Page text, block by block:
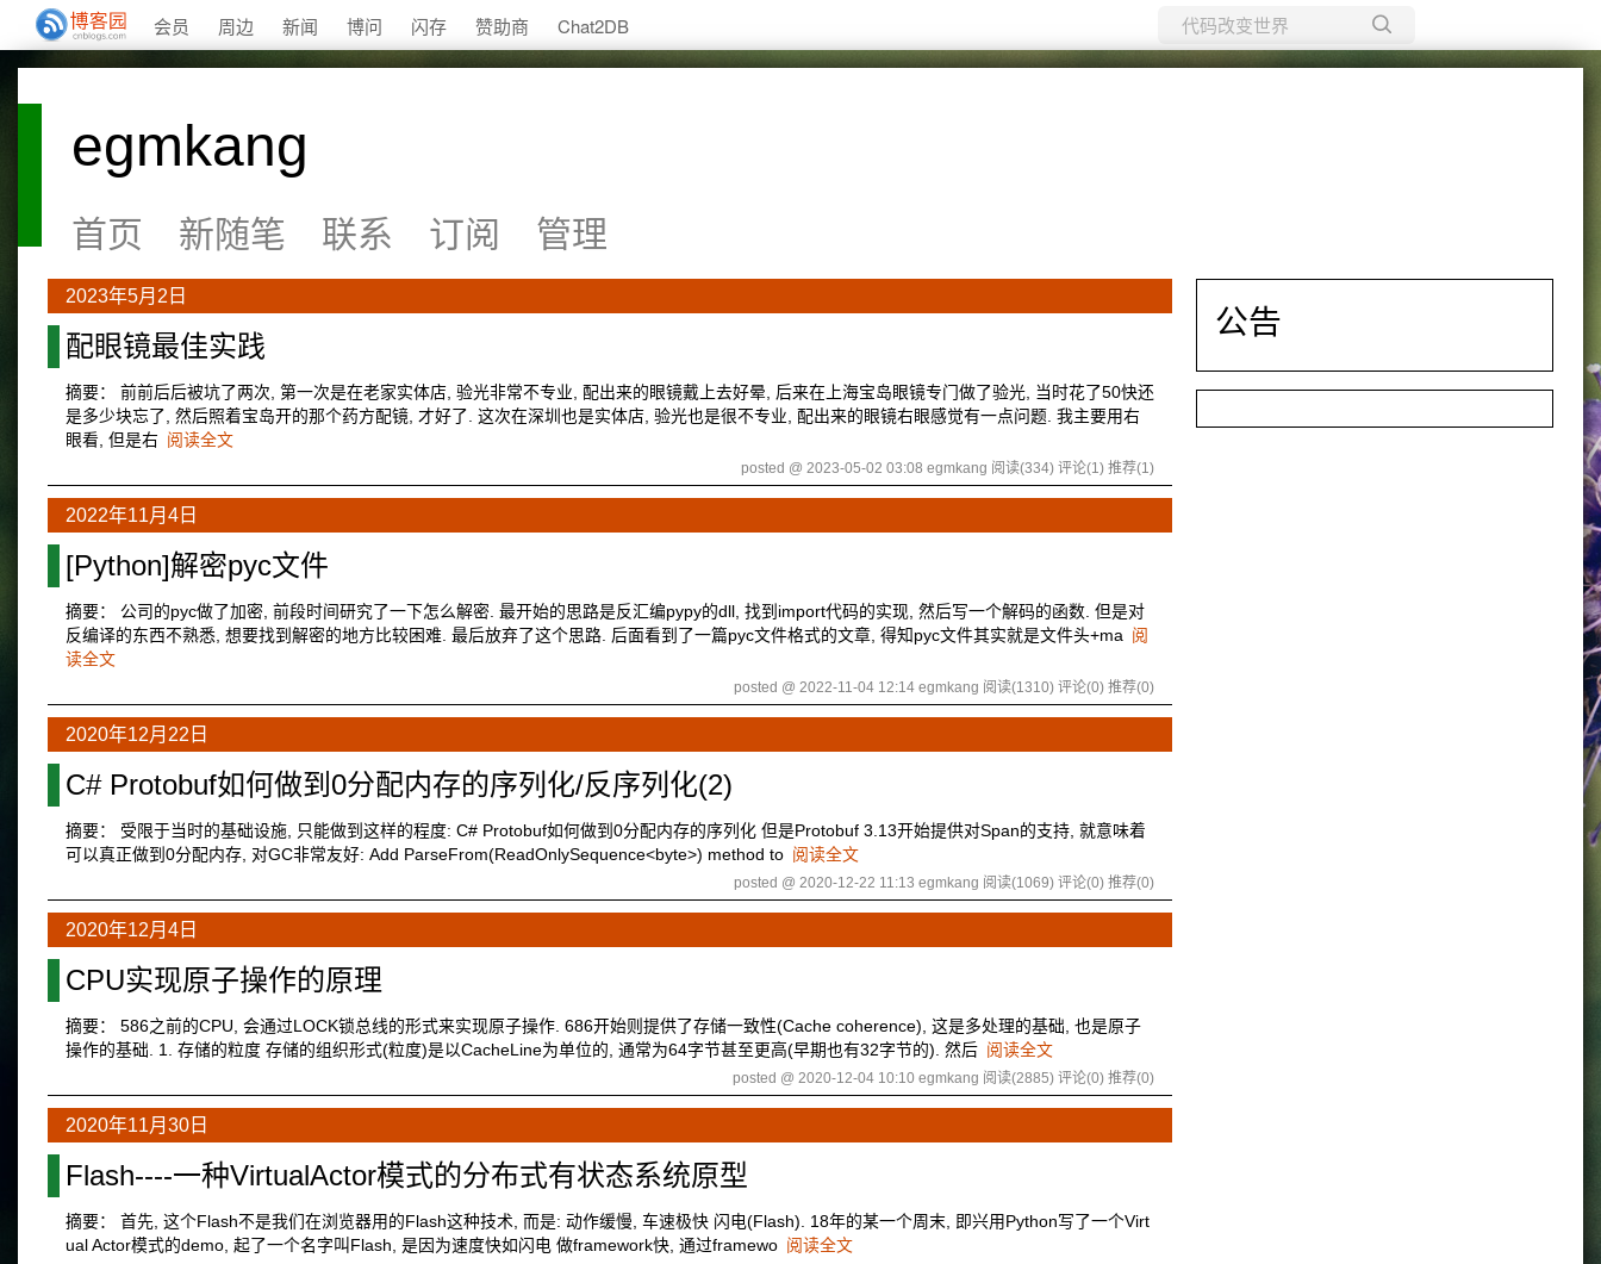
会员 周边 新闻 博问 闪存 赞助商 Chat2DB
所有博客
egmkang
首页 新随笔 联系 订阅 管理
2023年5月2日
配眼镜最佳实践
摘要： 前前后后被坑了两次, 第一次是在老家实体店, 验光非常不专业, 配出来的眼镜戴上去好晕, 后来在上海宝岛眼镜专门做了验光, 当时花了50快还
是多少块忘了, 然后照着宝岛开的那个药方配镜, 才好了. 这次在深圳也是实体店, 验光也是很不专业, 配出来的眼镜右眼感觉有一点问题. 我主要用右
眼看, 但是右 阅读全文
posted @ 2023-05-02 03:08 egmkang 阅读(334) 评论(1) 推荐(1)
2022年11月4日
[Python]解密pyc文件
摘要： 公司的pyc做了加密, 前段时间研究了一下怎么解密. 最开始的思路是反汇编pypy的dll, 找到import代码的实现, 然后写一个解码的函数. 但是对
反编译的东西不熟悉, 想要找到解密的地方比较困难. 最后放弃了这个思路. 后面看到了一篇pyc文件格式的文章, 得知pyc文件其实就是文件头+ma 阅
读全文
posted @ 2022-11-04 12:14 egmkang 阅读(1310) 评论(0) 推荐(0)
2020年12月22日
C# Protobuf如何做到0分配内存的序列化/反序列化(2)
摘要： 受限于当时的基础设施, 只能做到这样的程度: C# Protobuf如何做到0分配内存的序列化 但是Protobuf 3.13开始提供对Span的支持, 就意味着
可以真正做到0分配内存, 对GC非常友好: Add ParseFrom(ReadOnlySequence<byte>) method to 阅读全文
posted @ 2020-12-22 11:13 egmkang 阅读(1069) 评论(0) 推荐(0)
2020年12月4日
CPU实现原子操作的原理
摘要： 586之前的CPU, 会通过LOCK锁总线的形式来实现原子操作. 686开始则提供了存储一致性(Cache coherence), 这是多处理的基础, 也是原子
操作的基础. 1. 存储的粒度 存储的组织形式(粒度)是以CacheLine为单位的, 通常为64字节甚至更高(早期也有32字节的). 然后 阅读全文
posted @ 2020-12-04 10:10 egmkang 阅读(2885) 评论(0) 推荐(0)
2020年11月30日
Flash----一种VirtualActor模式的分布式有状态系统原型
摘要： 首先, 这个Flash不是我们在浏览器用的Flash这种技术, 而是: 动作缓慢, 车速极快 闪电(Flash). 18年的某一个周末, 即兴用Python写了一个Virt
ual Actor模式的demo, 起了一个名字叫Flash, 是因为速度快如闪电 做framework快, 通过framewo 阅读全文
公告